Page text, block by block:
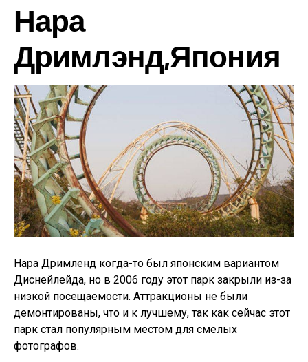
Нара
Дримлэнд,Япония
Нара Дримленд когда-то был японским вариантом
Диснейлейда, но в 2006 году этот парк закрыли из-за
низкой посещаемости. Аттракционы не были
демонтированы, что и к лучшему, так как сейчас этот
парк стал популярным местом для смелых
фотографов.